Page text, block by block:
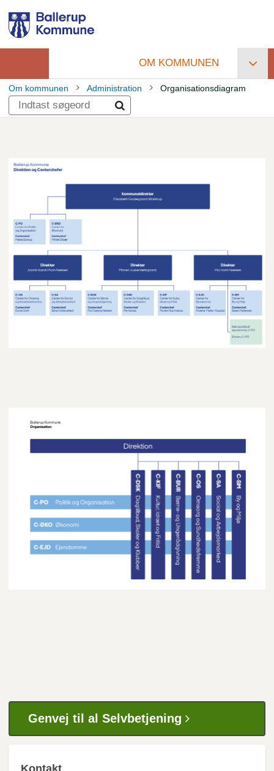
hovedindhold
Primær
navigation
OM KOMMUNEN
Brødkrumme
Om kommunen Administration Organisationsdiagram
Genvej til al Selvbetjening
Kontakt